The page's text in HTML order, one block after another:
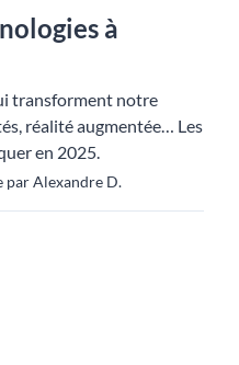
à
transforment notre
réalité augmentée… Les
en 2025.
par Alexandre D.